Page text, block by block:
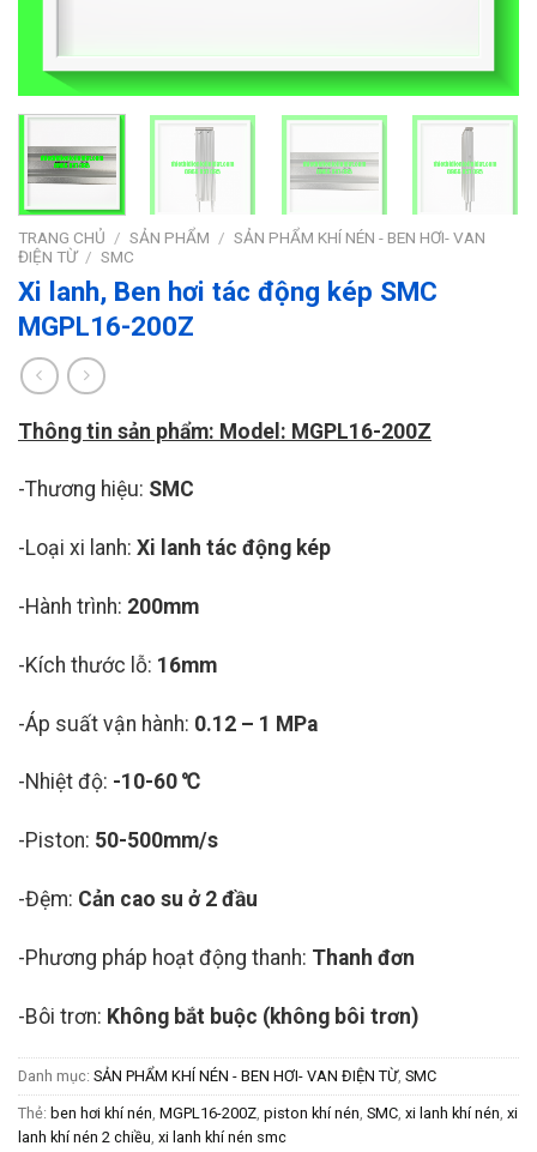
TRANG CHỦ / SẢN PHẨM / SẢN PHẨM KHÍ NÉN - BEN HƠI- VAN
ĐIỆN TỪ / SMC
Xi lanh, Ben hơi tác động kép SMC
MGPL16-200Z
Thông tin sản phẩm: Model: MGPL16-200Z
-Thương hiệu: SMC
-Loại xi lanh: Xi lanh tác động kép
-Hành trình: 200mm
-Kích thước lỗ: 16mm
-Áp suất vận hành: 0.12 – 1 MPa
-Nhiệt độ: -10-60 ℃
-Piston: 50-500mm/s
-Đệm: Cản cao su ở 2 đầu
-Phương pháp hoạt động thanh: Thanh đơn
-Bôi trơn: Không bắt buộc (không bôi trơn)
Danh mục: SẢN PHẨM KHÍ NÉN - BEN HƠI- VAN ĐIỆN TỪ, SMC
Thẻ: ben hơi khí nén, MGPL16-200Z, piston khí nén, SMC, xi lanh khí nén, xi
lanh khí nén 2 chiều, xi lanh khí nén smc